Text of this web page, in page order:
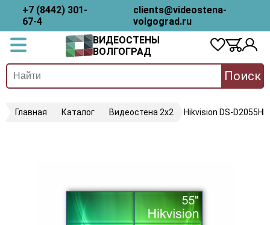
+7 (8442) 301-
67-4
clients@videostena-
volgograd.ru
ВИДЕОСТЕНЫ
ВОЛГОГРАД
Поиск
Главная Каталог Видеостена 2x2 Hikvision DS-